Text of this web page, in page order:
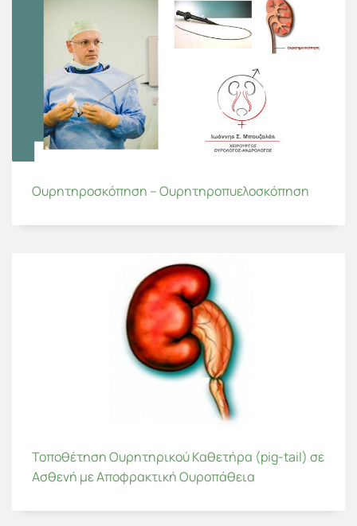
Ουρητηροσκόπηση – Ουρητηροπυελοσκόπηση
Τοποθέτηση Ουρητηρικού Καθετήρα (pig-tail) σε
Ασθενή με Αποφρακτική Ουροπάθεια